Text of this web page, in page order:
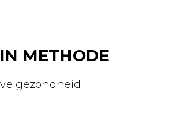
METHODE
gezondheid!